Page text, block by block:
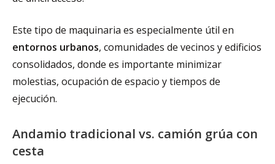
Este tipo de maquinaria es especialmente útil en
entornos urbanos, comunidades de vecinos y edificios
consolidados, donde es importante minimizar
molestias, ocupación de espacio y tiempos de
ejecución.
Andamio tradicional vs. camión grúa con
cesta